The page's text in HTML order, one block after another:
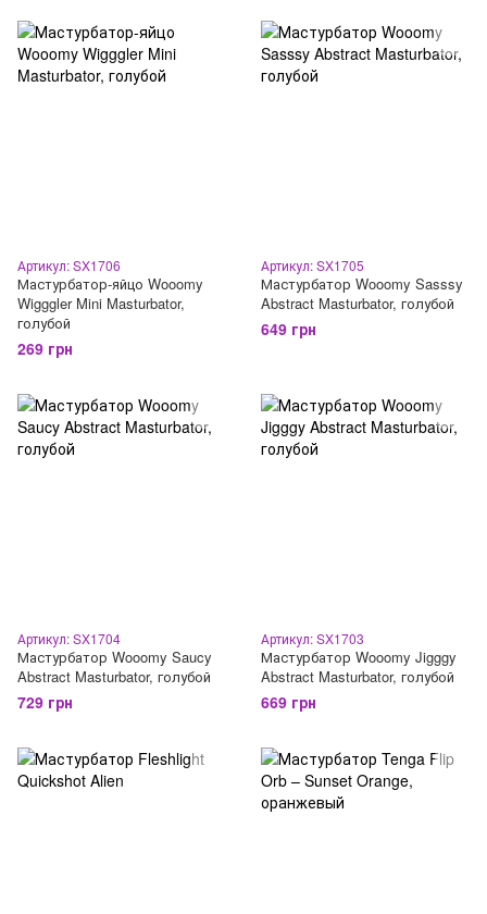
Артикул: SX1706
Мастурбатор-яйцо Wooomy
Wigggler Mini Masturbator,
голубой
269 грн
Артикул: SX1705
Мастурбатор Wooomy Sasssy
Abstract Masturbator, голубой
649 грн
Артикул: SX1704
Мастурбатор Wooomy Saucy
Abstract Masturbator, голубой
729 грн
Артикул: SX1703
Мастурбатор Wooomy Jigggy
Abstract Masturbator, голубой
669 грн